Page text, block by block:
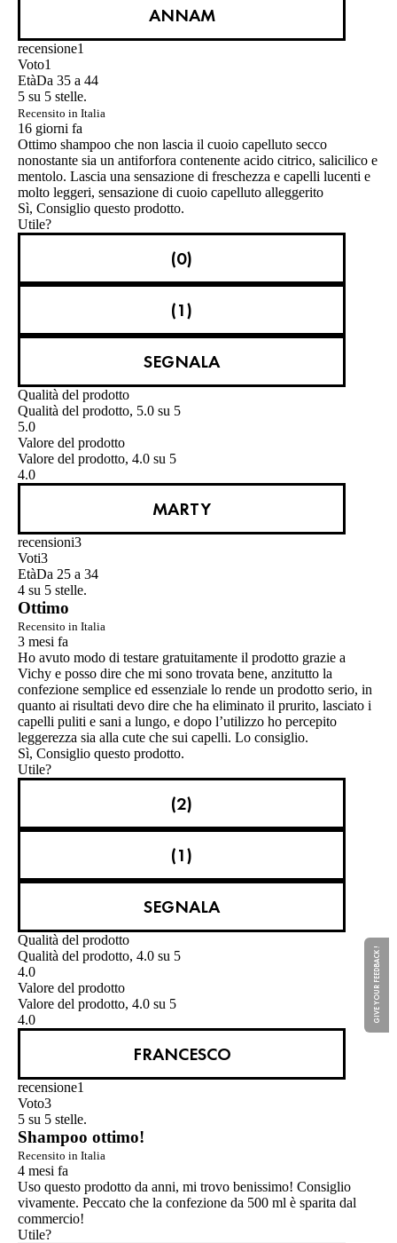
ANNAM
recensione1
Voto1
EtàDa 35 a 44
5 su 5 stelle.
Recensito in Italia
16 giorni fa
Ottimo shampoo che non lascia il cuoio capelluto secco
nonostante sia un antiforfora contenente acido citrico, salicilico e
mentolo. Lascia una sensazione di freschezza e capelli lucenti e
molto leggeri, sensazione di cuoio capelluto alleggerito
Sì, Consiglio questo prodotto.
Utile?
(0)
(1)
SEGNALA
Qualità del prodotto
Qualità del prodotto, 5.0 su 5
5.0
Valore del prodotto
Valore del prodotto, 4.0 su 5
4.0
MARTY
recensioni3
Voti3
EtàDa 25 a 34
4 su 5 stelle.
Ottimo
Recensito in Italia
3 mesi fa
Ho avuto modo di testare gratuitamente il prodotto grazie a
Vichy e posso dire che mi sono trovata bene, anzitutto la
confezione semplice ed essenziale lo rende un prodotto serio, in
quanto ai risultati devo dire che ha eliminato il prurito, lasciato i
capelli puliti e sani a lungo, e dopo l’utilizzo ho percepito
leggerezza sia alla cute che sui capelli. Lo consiglio.
Sì, Consiglio questo prodotto.
Utile?
(2)
(1)
SEGNALA
Qualità del prodotto
Qualità del prodotto, 4.0 su 5
4.0
Valore del prodotto
Valore del prodotto, 4.0 su 5
4.0
FRANCESCO
recensione1
Voto3
5 su 5 stelle.
Shampoo ottimo!
Recensito in Italia
4 mesi fa
Uso questo prodotto da anni, mi trovo benissimo! Consiglio
vivamente. Peccato che la confezione da 500 ml è sparita dal
commercio!
Utile?
GIVE YOUR FEEDBACK !